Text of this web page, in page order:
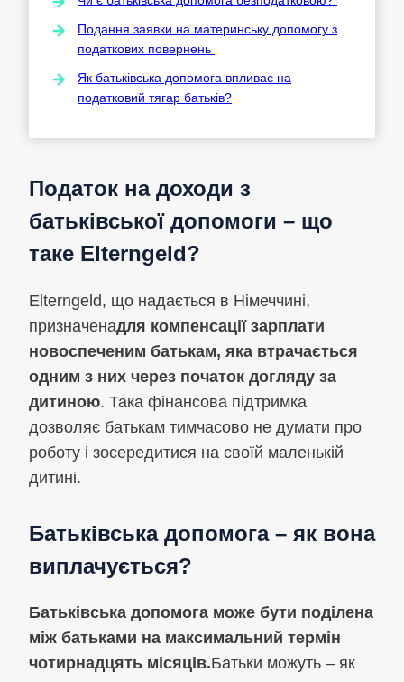
Подання заявки на материнську допомогу з
податкових повернень
Як батьківська допомога впливає на
податковий тягар батьків?
Податок на доходи з
батьківської допомоги – що
таке Elterngeld?
Elterngeld, що надається в Німеччині,
призначенадля компенсації зарплати
новоспеченим батькам, яка втрачається
одним з них через початок догляду за
дитиною. Така фінансова підтримка
дозволяє батькам тимчасово не думати про
роботу і зосередитися на своїй маленькій
дитині.
Батьківська допомога – як вона
виплачується?
Батьківська допомога може бути поділена
між батьками на максимальний термін
чотирнадцять місяців.Батьки можуть – як